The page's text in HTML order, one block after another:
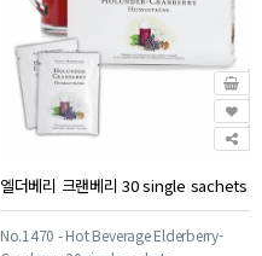
엘더베리 크랜베리 30 single sachets
No.1470 - Hot Beverage Elderberry-